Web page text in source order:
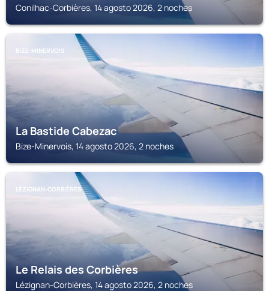
Conilhac-Corbières, 14 agosto 2026, 2 noches
BIZE-MINERVOIS
La Bastide Cabezac
Bize-Minervois, 14 agosto 2026, 2 noches
LÉZIGNAN-CORBIÈRES
Le Relais des Corbières
Lézignan-Corbières, 14 agosto 2026, 2 noches